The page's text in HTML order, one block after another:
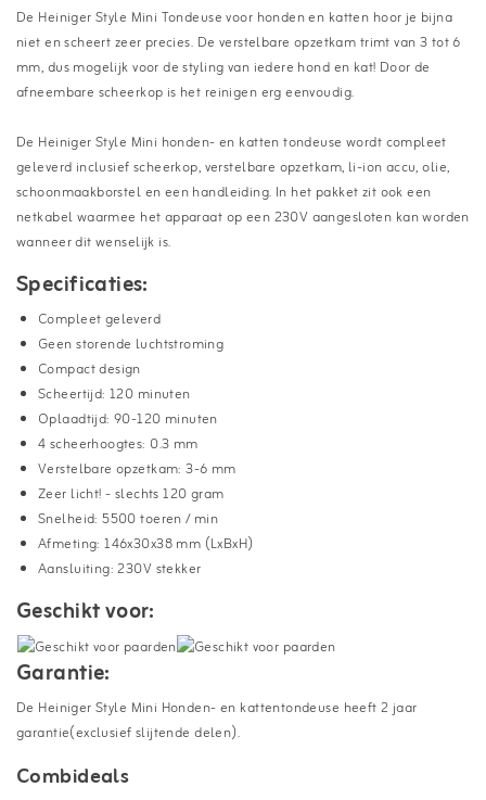
De Heiniger Style Mini Tondeuse voor honden en katten hoor je bijna
niet en scheert zeer precies. De verstelbare opzetkam trimt van 3 tot 6
mm, dus mogelijk voor de styling van iedere hond en kat! Door de
afneembare scheerkop is het reinigen erg eenvoudig.
De Heiniger Style Mini honden- en katten tondeuse wordt compleet
geleverd inclusief scheerkop, verstelbare opzetkam, li-ion accu, olie,
schoonmaakborstel en een handleiding. In het pakket zit ook een
netkabel waarmee het apparaat op een 230V aangesloten kan worden
wanneer dit wenselijk is.
Specificaties:
Compleet geleverd
Geen storende luchtstroming
Compact design
Scheertijd: 120 minuten
Oplaadtijd: 90-120 minuten
4 scheerhoogtes: 0.3 mm
Verstelbare opzetkam: 3-6 mm
Zeer licht! - slechts 120 gram
Snelheid: 5500 toeren / min
Afmeting: 146x30x38 mm (LxBxH)
Aansluiting: 230V stekker
Geschikt voor:
Garantie:
De Heiniger Style Mini Honden- en kattentondeuse heeft 2 jaar
garantie(exclusief slijtende delen).
Combideals